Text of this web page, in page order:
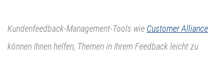
Kundenfeedback-Management-Tools wie Customer Alliance
können Ihnen helfen, Themen in Ihrem Feedback leicht zu